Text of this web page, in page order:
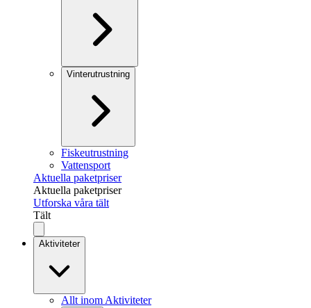
Vinterutrustning
Fiskeutrustning
Vattensport
Aktuella paketpriser
Aktuella paketpriser
Utforska våra tält
Tält
Aktiviteter
Allt inom Aktiviteter